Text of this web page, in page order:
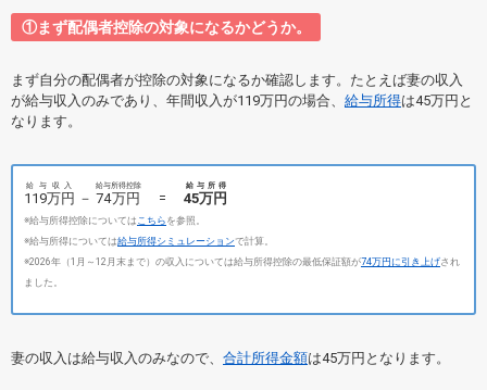
①まず配偶者控除の対象になるかどうか。
まず自分の配偶者が控除の対象になるか確認します。たとえば妻の収入
が給与収入のみであり、年間収入が119万円の場合、 給与所得は45万円と
なります。
119万円
給与収入
－ 74万円
給与所得控除
= 45万円
給与所得
※給与所得控除については こちら を参照。
※給与所得については給与所得シミュレーション で計算。
※2026年（1月～12月末まで）の収入については給与所得控除の最低保証額が74万円に引き上げされ
ました。
妻の収入は給与収入のみなので、 合計所得金額は45万円となります。